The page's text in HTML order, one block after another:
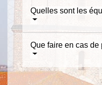
Quelles sont les
Que faire en cas de